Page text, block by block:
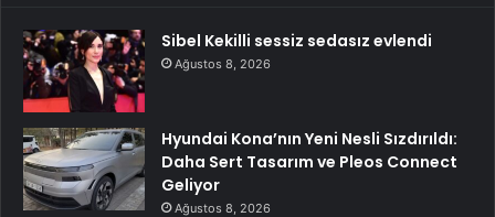
Sibel Kekilli sessiz sedasız evlendi
Ağustos 8, 2026
Hyundai Kona’nın Yeni Nesli Sızdırıldı:
Daha Sert Tasarım ve Pleos Connect
Geliyor
Ağustos 8, 2026